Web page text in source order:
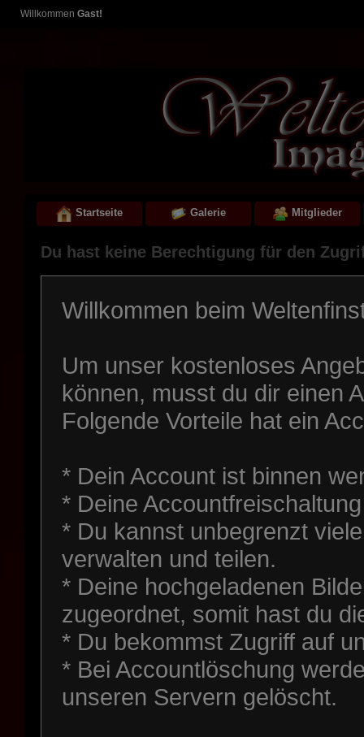
Willkommen Gast!
Startseite Galerie Mitglieder
Du hast keine Berechtigung für den
Willkommen beim
Um unser kostenloses
können, musst du dir einen
Folgende Vorteile hat ein
* Dein Account ist binnen
* Deine
* Du kannst unbegrenzt
verwalten und teilen.
* Deine hochgeladenen
zugeordnet, somit hast du
* Du bekommst Zugriff auf
* Bei Accountlöschung
unseren Servern gelöscht.